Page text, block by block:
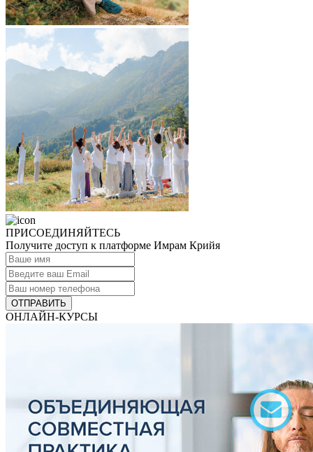
ПРИСОЕДИНЯЙТЕСЬ
Получите доступ к платформе Имрам Крийя
ОТПРАВИТЬ
ОНЛАЙН-КУРСЫ